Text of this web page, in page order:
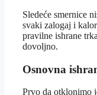
Sledeće smernice
svaki zalogaj i
pravilne ishrane
dovoljno.
Osnovna
Prvo da otklonimo